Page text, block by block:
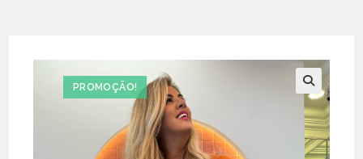
PROMOÇÃO!
🔍